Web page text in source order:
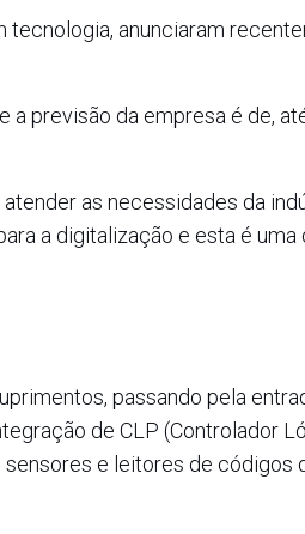
anunciaram
previsão da empresa é de,
as necessidades da
a digitalização e esta é uma
passando pela
de CLP (Controlador
e leitores de códigos